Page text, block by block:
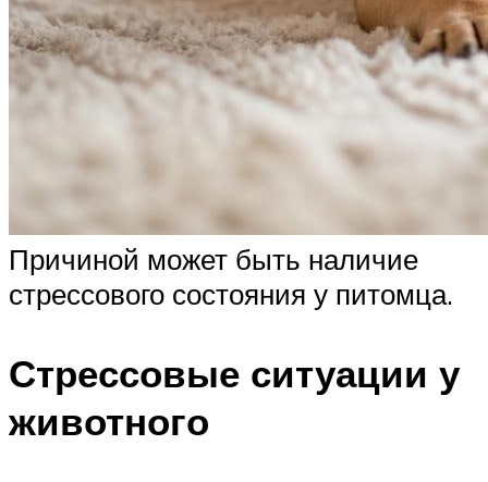
Причиной может быть наличие
стрессового состояния у питомца.
Стрессовые ситуации у
животного